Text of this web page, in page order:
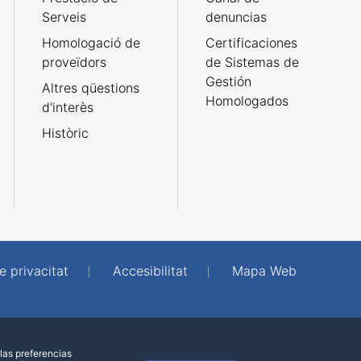
Serveis
Homologació de
proveïdors
Altres qüestions
d'interès
Històric
denuncias
Certificaciones
de Sistemas de
Gestión
Homologados
privacitat Accesibilitat Mapa Web
preferencias